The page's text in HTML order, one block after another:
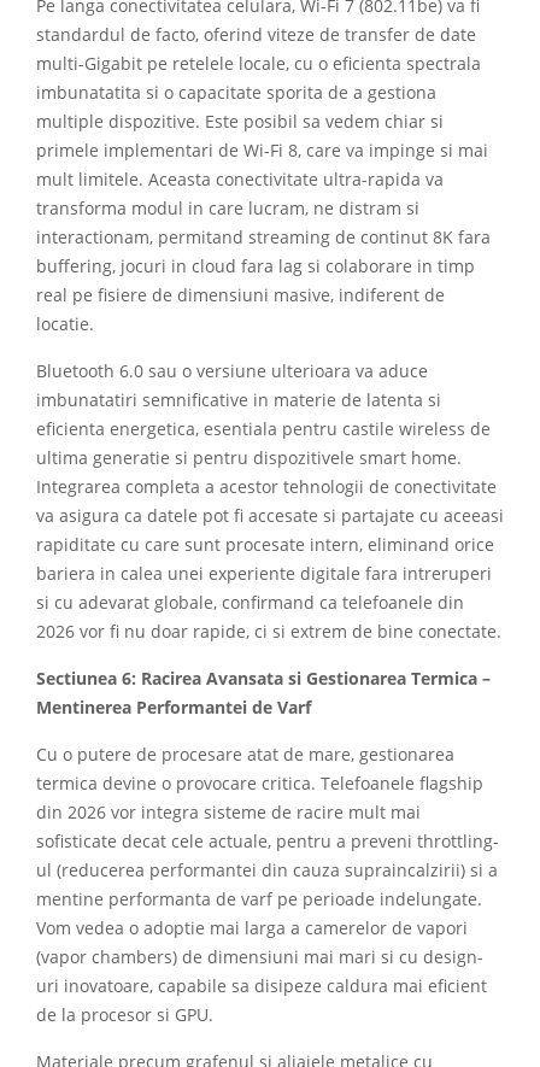
Pe langa conectivitatea celulara, Wi-Fi 7 (802.11be) va fi
standardul de facto, oferind viteze de transfer de date
multi-Gigabit pe retelele locale, cu o eficienta spectrala
imbunatatita si o capacitate sporita de a gestiona
multiple dispozitive. Este posibil sa vedem chiar si
primele implementari de Wi-Fi 8, care va impinge si mai
mult limitele. Aceasta conectivitate ultra-rapida va
transforma modul in care lucram, ne distram si
interactionam, permitand streaming de continut 8K fara
buffering, jocuri in cloud fara lag si colaborare in timp
real pe fisiere de dimensiuni masive, indiferent de
locatie.
Bluetooth 6.0 sau o versiune ulterioara va aduce
imbunatatiri semnificative in materie de latenta si
eficienta energetica, esentiala pentru castile wireless de
ultima generatie si pentru dispozitivele smart home.
Integrarea completa a acestor tehnologii de conectivitate
va asigura ca datele pot fi accesate si partajate cu aceeasi
rapiditate cu care sunt procesate intern, eliminand orice
bariera in calea unei experiente digitale fara intreruperi
si cu adevarat globale, confirmand ca telefoanele din
2026 vor fi nu doar rapide, ci si extrem de bine conectate.
Sectiunea 6: Racirea Avansata si Gestionarea Termica –
Mentinerea Performantei de Varf
Cu o putere de procesare atat de mare, gestionarea
termica devine o provocare critica. Telefoanele flagship
din 2026 vor integra sisteme de racire mult mai
sofisticate decat cele actuale, pentru a preveni throttling-
ul (reducerea performantei din cauza supraincalzirii) si a
mentine performanta de varf pe perioade indelungate.
Vom vedea o adoptie mai larga a camerelor de vapori
(vapor chambers) de dimensiuni mai mari si cu design-
uri inovatoare, capabile sa disipeze caldura mai eficient
de la procesor si GPU.
Materiale precum grafenul si aliajele metalice cu